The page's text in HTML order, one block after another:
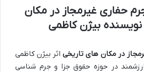
حفاری غیرمجاز در مکان
بیژن کاظمی
در مکان های تاریخیاثر بیژن کاظمی
در حوزه حقوق جزا و جرم شناسی